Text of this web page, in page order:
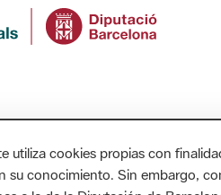
utiliza cookies propias con
su conocimiento. Sin embargo,